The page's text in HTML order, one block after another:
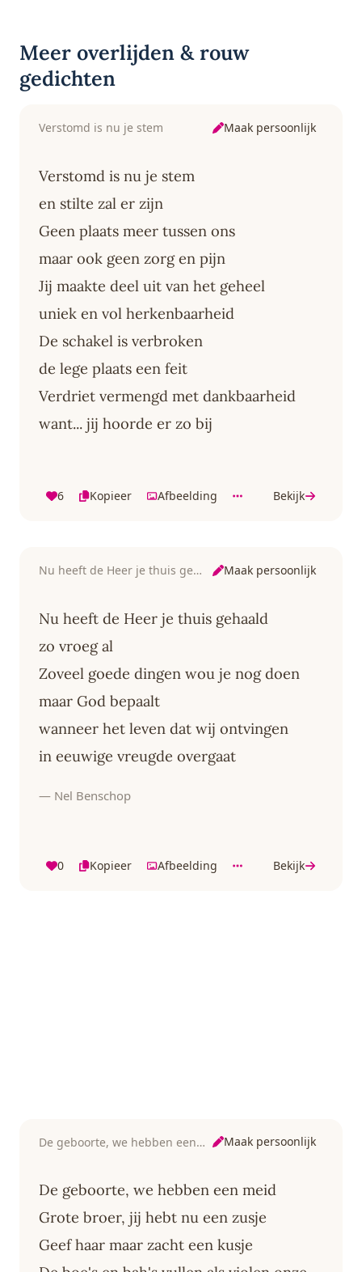
Meer overlijden & rouw
gedichten
Verstomd is nu je stem Maak persoonlijk
Verstomd is nu je stem
en stilte zal er zijn
Geen plaats meer tussen ons
maar ook geen zorg en pijn
Jij maakte deel uit van het geheel
uniek en vol herkenbaarheid
De schakel is verbroken
de lege plaats een feit
Verdriet vermengd met dankbaarheid
want... jij hoorde er zo bij
6 Kopieer Afbeelding Bekijk
Nu heeft de Heer je thuis gehaald Maak persoonlijk
Nu heeft de Heer je thuis gehaald
zo vroeg al
Zoveel goede dingen wou je nog doen
maar God bepaalt
wanneer het leven dat wij ontvingen
in eeuwige vreugde overgaat
— Nel Benschop
0 Kopieer Afbeelding Bekijk
De geboorte, we hebben een meid Maak persoonlijk
De geboorte, we hebben een meid
Grote broer, jij hebt nu een zusje
Geef haar maar zacht een kusje